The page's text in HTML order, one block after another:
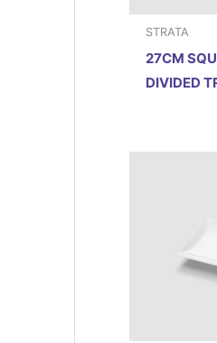
STRATA
27CM
DIVIDED